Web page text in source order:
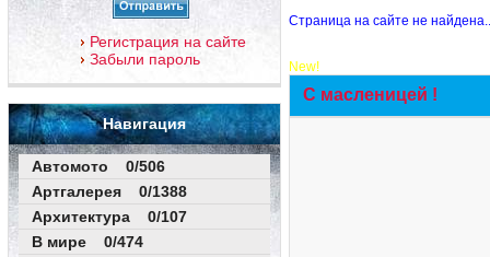
Регистрация на сайте
Забыли пароль
Навигация
Автомото 0/506
Артгалерея 0/1388
Архитектура 0/107
В мире 0/474
Страница на сайте не
New!
С масленицей !